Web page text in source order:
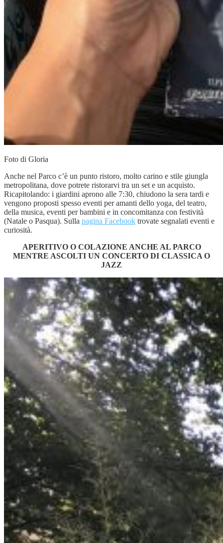
Foto di Gloria
Anche nel Parco c’è un punto ristoro, molto carino e stile giungla
metropolitana, dove potrete ristorarvi tra un set e un acquisto.
Ricapitolando: i giardini aprono alle 7:30, chiudono la sera tardi e
vengono proposti spesso eventi per amanti dello yoga, del teatro,
della musica, eventi per bambini e in concomitanza con festività
(Natale o Pasqua). Sulla pagina Facebook trovate segnalati eventi e
curiosità.
APERITIVO O COLAZIONE ANCHE AL PARCO
MENTRE ASCOLTI UN CONCERTO DI CLASSICA O
JAZZ